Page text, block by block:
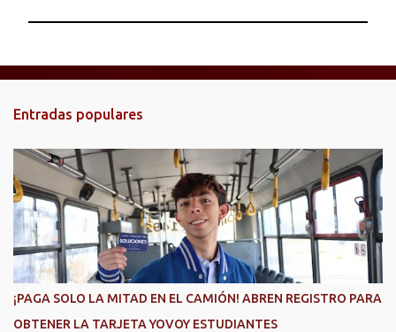
u
b
i
r
n
c
o
m
e
n
t
a
r
Entradas populares
¡PAGA SOLO LA MITAD EN EL CAMIÓN! ABREN REGISTRO PARA
OBTENER LA TARJETA YOVOY ESTUDIANTES